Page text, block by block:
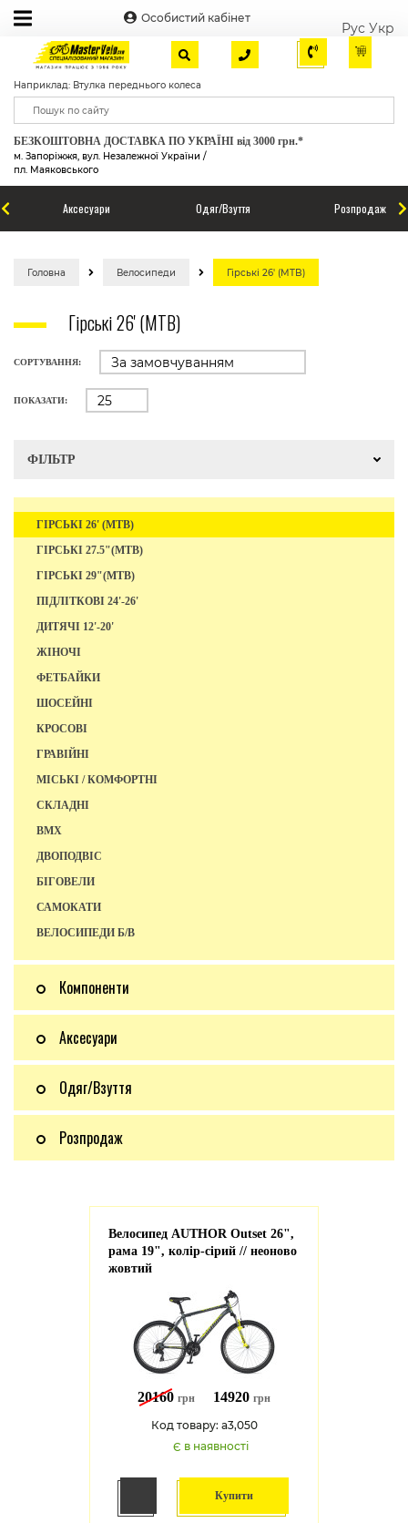
Особистий кабінет
Рус Укр
Наприклад: Втулка переднього колеса
БЕЗКОШТОВНА ДОСТАВКА ПО УКРАЇНІ від 3000 грн.*
м. Запоріжжя, вул. Незалежної України /
пл. Маяковського
Аксесуари Одяг/Взуття Розпродаж
Головна Велосипеди Гірські 26' (MTB)
Гірські 26' (MTB)
СОРТУВАННЯ:
ПОКАЗАТИ:
ФІЛЬТР
ГІРСЬКІ 26' (MTB)
ГІРСЬКІ 27.5"(MTB)
ГІРСЬКІ 29"(MTB)
ПІДЛІТКОВІ 24'-26'
ДИТЯЧІ 12'-20'
ЖІНОЧІ
ФЕТБАЙКИ
ШОСЕЙНІ
КРОСОВІ
ГРАВІЙНІ
МІСЬКІ / КОМФОРТНІ
СКЛАДНІ
BMX
ДВОПОДВІС
БІГОВЕЛИ
САМОКАТИ
ВЕЛОСИПЕДИ Б/В
Компоненти
Аксесуари
Одяг/Взуття
Розпродаж
Велосипед AUTHOR Outset 26",
рама 19", колір-сірий // неоново
жовтий
20160 грн 14920 грн
Код товару: a3,050
Є в наявності
Купити